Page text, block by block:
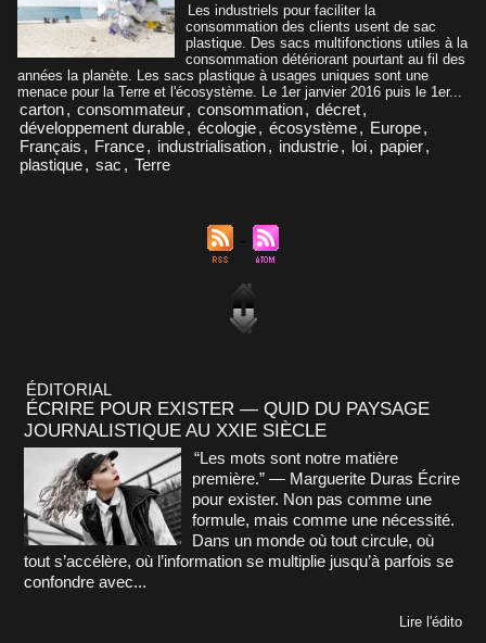
Les industriels pour faciliter la
consommation des clients usent de sac
plastique. Des sacs multifonctions utiles à la
consommation détériorant pourtant au fil des
années la planète. Les sacs plastique à usages uniques sont une
menace pour la Terre et l'écosystème. Le 1er janvier 2016 puis le 1er...
carton, consommateur, consommation, décret,
développement durable, écologie, écosystème, Europe,
Français , France, industrialisation, industrie, loi, papier,
plastique, sac , Terre
ÉDITORIAL
ÉCRIRE POUR EXISTER — QUID DU PAYSAGE
JOURNALISTIQUE AU XXIE SIÈCLE
“Les mots sont notre matière
première.” — Marguerite Duras Écrire
pour exister. Non pas comme une
formule, mais comme une nécessité.
Dans un monde où tout circule, où
tout s’accélère, où l’information se multiplie jusqu’à parfois se
confondre avec...
Lire l'édito